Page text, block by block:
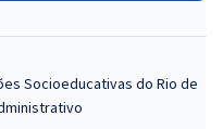
Socioeducativas do Rio de